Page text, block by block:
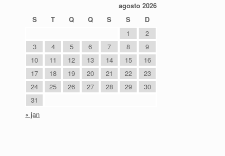
agosto 2026
S
T Q Q S S
D
1
2
3
4 5 6 7 8
9
10
11 12 13 14 15
16
17
18 19 20 21 22
23
24
25 26 27 28 29
30
31
« jan